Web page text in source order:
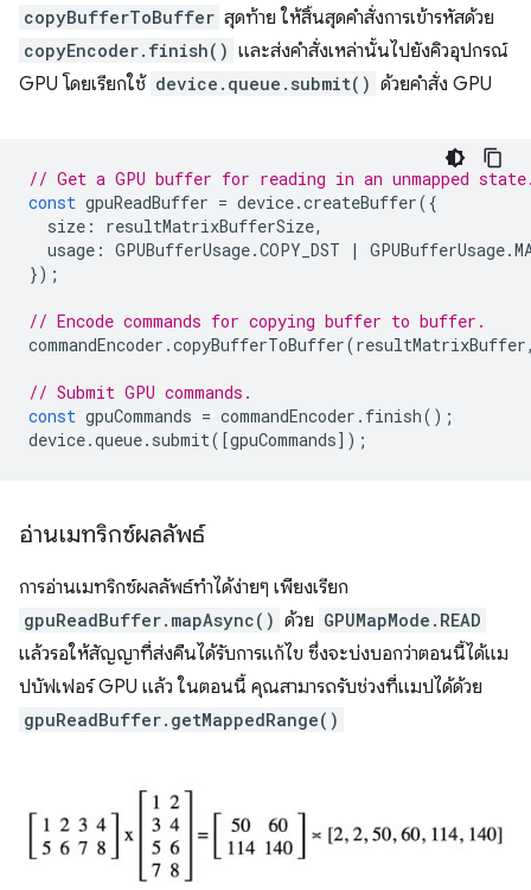
copyBufferToBuffer สุดท้าย ให้สิ้นสุดคำสั่งการเข้ารหัสด้วย
copyEncoder.finish() และส่งคำสั่งเหล่านั้นไปยังคิวอุปกรณ์
GPU โดยเรียกใช้ device.queue.submit() ด้วยคำสั่ง GPU
// Get a GPU buffer for reading in an unmapped
const gpuReadBuffer = device.createBuffer({
size : resultMatrixBufferSize,
usage : GPUBufferUsage.COPY_DST | GPUBufferUsage.
});
// Encode commands for copying buffer to buffer.
commandEncoder .copyBufferToBuffer(resultMatrixBuffer
// Submit GPU commands.
const gpuCommands = commandEncoder . finish();
device.queue. submit([gpuCommands]);
อ่านเมทริกซ์ผลลัพธ์
การอ่านเมทริกซ์ผลลัพธ์ทำได้ง่ายๆ เพียงเรียก
gpuReadBuffer.mapAsync() ด้วย GPUMapMode.READ
แล้วรอให้สัญญาที่ส่งคืนได้รับการแก้ไข ซึ่งจะบ่งบอกว่าตอนนี้ได้แม
ปบัฟเฟอร์ GPU แล้ว ในตอนนี้ คุณสามารถรับช่วงที่แมปได้ด้วย
gpuReadBuffer.getMappedRange()